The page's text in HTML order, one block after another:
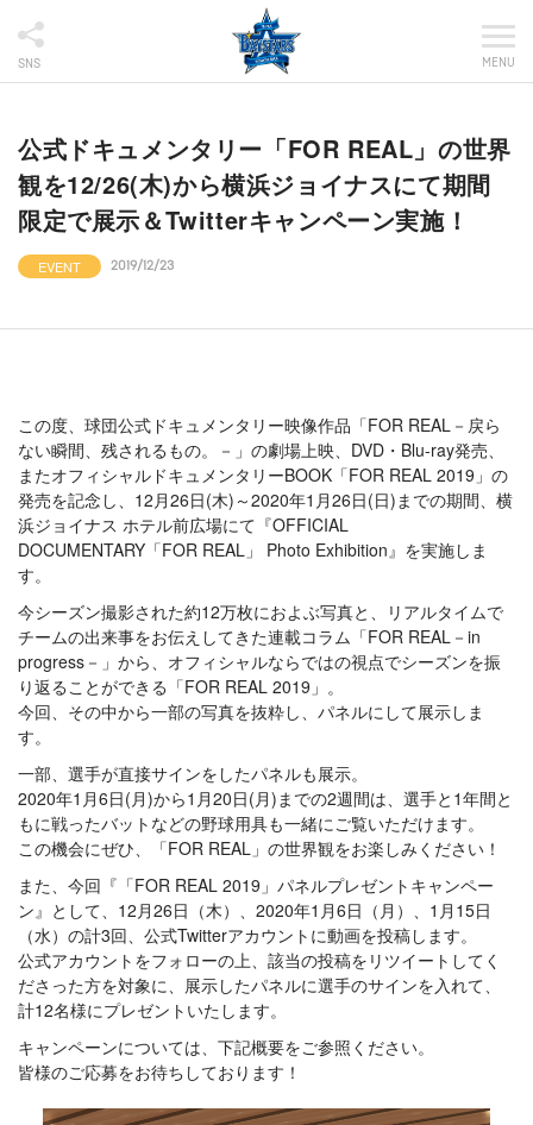
SNS MENU
公式ドキュメンタリー「FOR REAL」の世界
観を12/26(木)から横浜ジョイナスにて期間
限定で展示＆Twitterキャンペーン実施！
EVENT 2019/12/23
この度、球団公式ドキュメンタリー映像作品「FOR REAL－戻ら
ない瞬間、残されるもの。－」の劇場上映、DVD・Blu-ray発売、
またオフィシャルドキュメンタリーBOOK「FOR REAL 2019」の
発売を記念し、12月26日(木)～2020年1月26日(日)までの期間、横
浜ジョイナス ホテル前広場にて『OFFICIAL
DOCUMENTARY「FOR REAL」 Photo Exhibition』を実施しま
す。
今シーズン撮影された約12万枚におよぶ写真と、リアルタイムで
チームの出来事をお伝えしてきた連載コラム「FOR REAL－in
progress－」から、オフィシャルならではの視点でシーズンを振
り返ることができる「FOR REAL 2019」。
今回、その中から一部の写真を抜粋し、パネルにして展示しま
す。
一部、選手が直接サインをしたパネルも展示。
2020年1月6日(月)から1月20日(月)までの2週間は、選手と1年間と
もに戦ったバットなどの野球用具も一緒にご覧いただけます。
この機会にぜひ、「FOR REAL」の世界観をお楽しみください！
また、今回『「FOR REAL 2019」パネルプレゼントキャンペー
ン』として、12月26日（木）、2020年1月6日（月）、1月15日
（水）の計3回、公式Twitterアカウントに動画を投稿します。
公式アカウントをフォローの上、該当の投稿をリツイートしてく
ださった方を対象に、展示したパネルに選手のサインを入れて、
計12名様にプレゼントいたします。
キャンペーンについては、下記概要をご参照ください。
皆様のご応募をお待ちしております！